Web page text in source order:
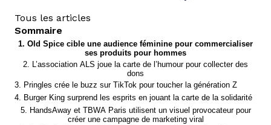
Tous les articles
Sommaire
1. Old Spice cible une audience féminine pour commercialiser
ses produits pour hommes
2. L’association ALS joue la carte de l’humour pour collecter des
dons
3. Pringles crée le buzz sur TikTok pour toucher la génération Z
4. Burger King surprend les esprits en jouant la carte de la solidarité
5. HandsAway et TBWA Paris utilisent un visuel provocateur pour
créer une campagne de marketing viral